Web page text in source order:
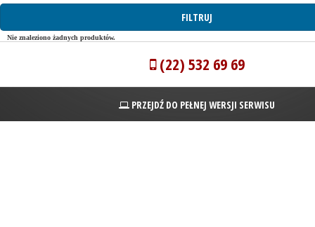
Nie znaleziono żadnych produktów.
(22) 532 69 69
PRZEJDŹ DO PEŁNEJ WERSJI SERWISU